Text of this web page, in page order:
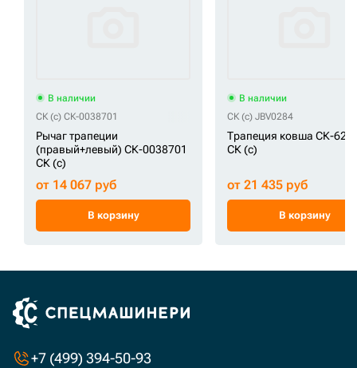
В наличии
СК (c) СК-0038701
Рычаг трапеции
(правый+левый) СК-0038701
СК (c)
от 14 067 руб
В корзину
В наличии
СК (c) JBV0284
Трапеция ковша СК-
СК (c)
от 21 435 руб
В корзину
+7 (499) 394-50-93